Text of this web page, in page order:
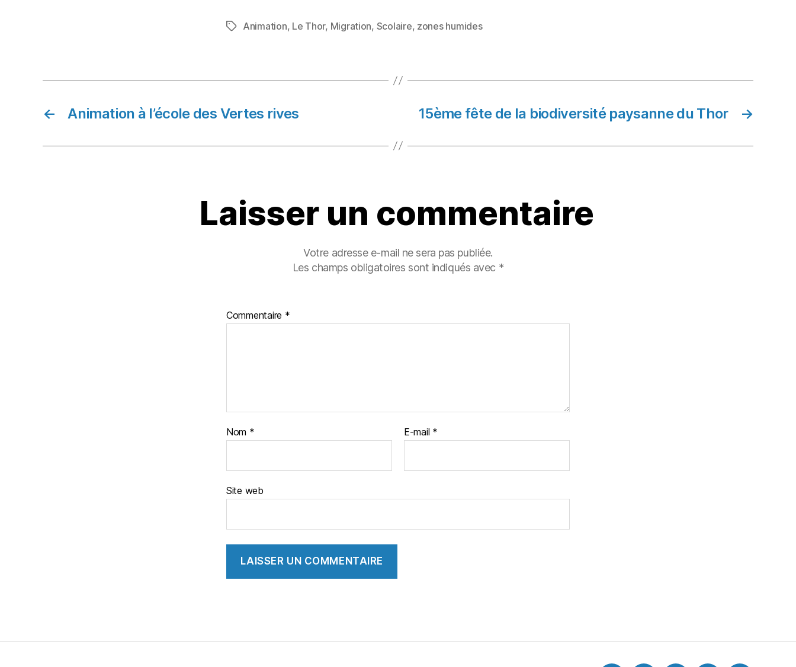
c
o
k
to
n
ai rt
a
er
Étiquettes
Animation, Le Thor, Migration, Scolaire, zones humides
← Animation à l’école des Vertes rives →
15ème fête de la biodiversité paysanne du Thor
Laisser un commentaire
Votre adresse e-mail ne sera pas publiée.
Les champs obligatoires sont indiqués avec *
Commentaire *
Nom * E-mail *
Site web